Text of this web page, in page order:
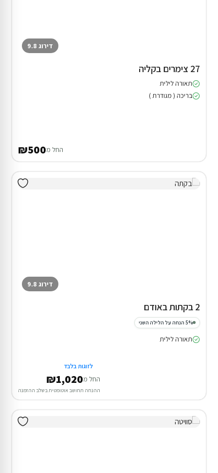
דירוג 9.8
27 צימרים בקליה
תאורה לילית
בריכה ( מגודרת )
החל מ₪500
דירוג 9.8
2 בקתות באודם
5% הנחה על הלילה השני
תאורה לילית
לזוגות בלבד
החל מ₪1,020
ההנחה תחושב אוטומטית בשלב ההזמנה